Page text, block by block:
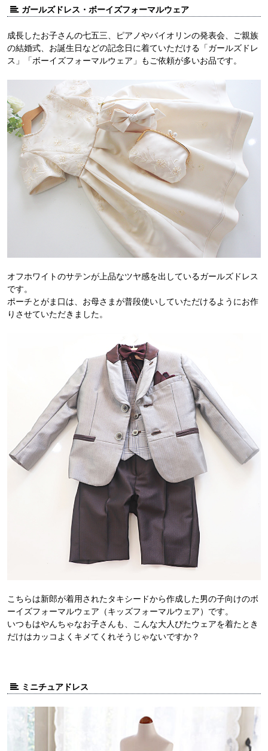
ガールズドレス・ボーイズフォーマルウェア
成長したお子さんの七五三、ピアノやバイオリンの発表会、ご親族
の結婚式、お誕生日などの記念日に着ていただける「ガールズドレ
ス」「ボーイズフォーマルウェア」もご依頼が多いお品です。
オフホワイトのサテンが上品なツヤ感を出しているガールズドレス
です。
ポーチとがま口は、お母さまが普段使いしていただけるようにお作
りさせていただきました。
こちらは新郎が着用されたタキシードから作成した男の子向けのボ
ーイズフォーマルウェア（キッズフォーマルウェア）です。
いつもはやんちゃなお子さんも、こんな大人びたウェアを着たとき
だけはカッコよくキメてくれそうじゃないですか？
ミニチュアドレス